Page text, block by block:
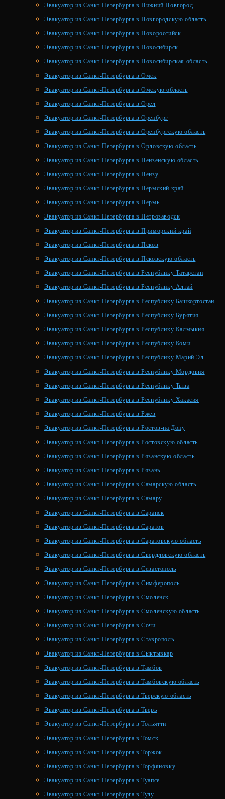
Эвакуатор из Санкт-Петербурга в Нижний Новгород
Эвакуатор из Санкт-Петербурга в Новгородскую область
Эвакуатор из Санкт-Петербурга в Новороссийск
Эвакуатор из Санкт-Петербурга в Новосибирск
Эвакуатор из Санкт-Петербурга в Новосибирская область
Эвакуатор из Санкт-Петербурга в Омск
Эвакуатор из Санкт-Петербурга в Омскую область
Эвакуатор из Санкт-Петербурга в Орел
Эвакуатор из Санкт-Петербурга в Оренбург
Эвакуатор из Санкт-Петербурга в Оренбургскую область
Эвакуатор из Санкт-Петербурга в Орловскую область
Эвакуатор из Санкт-Петербурга в Пензенскую область
Эвакуатор из Санкт-Петербурга в Пензу
Эвакуатор из Санкт-Петербурга в Пермский край
Эвакуатор из Санкт-Петербурга в Пермь
Эвакуатор из Санкт-Петербурга в Петрозаводск
Эвакуатор из Санкт-Петербурга в Приморский край
Эвакуатор из Санкт-Петербурга в Псков
Эвакуатор из Санкт-Петербурга в Псковскую область
Эвакуатор из Санкт-Петербурга в Республику Татарстан
Эвакуатор из Санкт-Петербурга в Республику Алтай
Эвакуатор из Санкт-Петербурга в Республику Башкортостан
Эвакуатор из Санкт-Петербурга в Республику Бурятия
Эвакуатор из Санкт-Петербурга в Республику Калмыкия
Эвакуатор из Санкт-Петербурга в Республику Коми
Эвакуатор из Санкт-Петербурга в Республику Марий Эл
Эвакуатор из Санкт-Петербурга в Республику Мордовия
Эвакуатор из Санкт-Петербурга в Республику Тыва
Эвакуатор из Санкт-Петербурга в Республику Хакасия
Эвакуатор из Санкт-Петербурга в Ржев
Эвакуатор из Санкт-Петербурга в Ростов-на Дону
Эвакуатор из Санкт-Петербурга в Ростовскую область
Эвакуатор из Санкт-Петербурга в Рязанскую область
Эвакуатор из Санкт-Петербурга в Рязань
Эвакуатор из Санкт-Петербурга в Самарскую область
Эвакуатор из Санкт-Петербурга в Самару
Эвакуатор из Санкт-Петербурга в Саранск
Эвакуатор из Санкт-Петербурга в Саратов
Эвакуатор из Санкт-Петербурга в Саратовскую область
Эвакуатор из Санкт-Петербурга в Свердловскую область
Эвакуатор из Санкт-Петербурга в Севастополь
Эвакуатор из Санкт-Петербурга в Симферополь
Эвакуатор из Санкт-Петербурга в Смоленск
Эвакуатор из Санкт-Петербурга в Смоленскую область
Эвакуатор из Санкт-Петербурга в Сочи
Эвакуатор из Санкт-Петербурга в Ставрополь
Эвакуатор из Санкт-Петербурга в Сыктывкар
Эвакуатор из Санкт-Петербурга в Тамбов
Эвакуатор из Санкт-Петербурга в Тамбовскую область
Эвакуатор из Санкт-Петербурга в Тверскую область
Эвакуатор из Санкт-Петербурга в Тверь
Эвакуатор из Санкт-Петербурга в Тольятти
Эвакуатор из Санкт-Петербурга в Томск
Эвакуатор из Санкт-Петербурга в Торжок
Эвакуатор из Санкт-Петербурга в Торфяновку
Эвакуатор из Санкт-Петербурга в Туапсе
Эвакуатор из Санкт-Петербурга в Тулу